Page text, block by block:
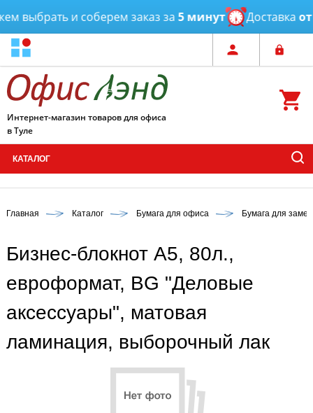
и соберем заказ за5 минут Доставкаот 3
Интернет-магазин товаров для офиса
в Туле
КАТАЛОГ
Главная Каталог Бумага для офиса Бумага для
Бизнес-блокнот А5, 80л.,
евроформат, BG "Деловые
аксессуары", матовая
ламинация, выборочный лак